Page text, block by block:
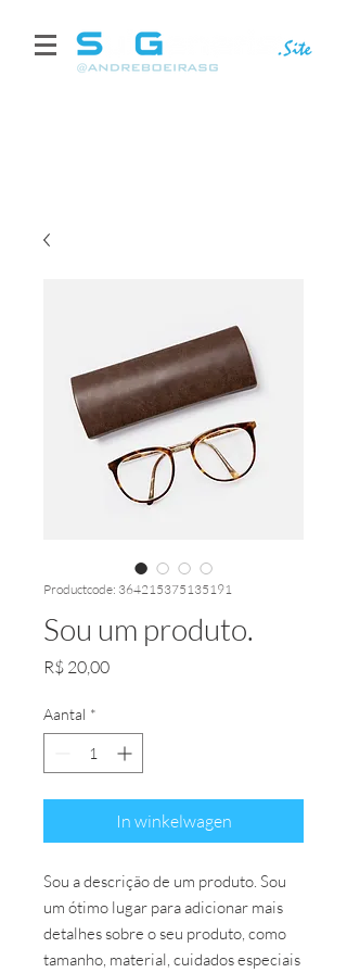
Productcode: 364215375135191
Sou um produto.
R$ 20,00Prijs
Aantal *
In winkelwagen
Sou a descrição de um produto. Sou
um ótimo lugar para adicionar mais
detalhes sobre o seu produto, como
tamanho, material, cuidados especiais